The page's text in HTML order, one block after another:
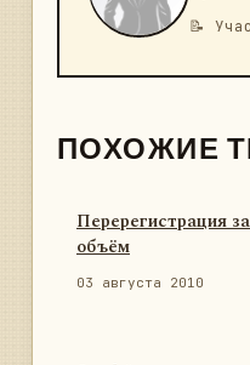
📝
ПОХОЖИЕ
Перерегистрация
объём
03 августа 2010